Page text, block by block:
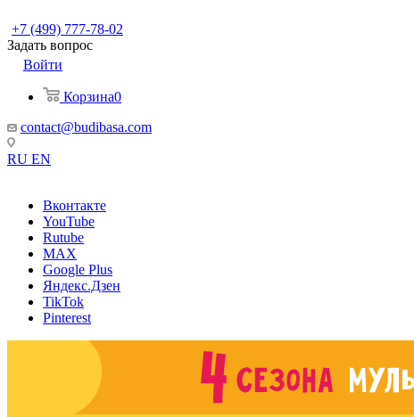
+7 (499) 777-78-02
Задать вопрос
Войти
Корзина0
contact@budibasa.com
RU EN
Вконтакте
YouTube
Rutube
MAX
Google Plus
Яндекс.Дзен
TikTok
Pinterest